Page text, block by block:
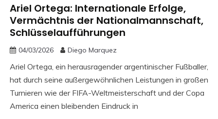
Ariel Ortega: Internationale Erfolge,
Vermächtnis der Nationalmannschaft,
Schlüsselaufführungen
04/03/2026 Diego Marquez
Ariel Ortega, ein herausragender argentinischer Fußballer,
hat durch seine außergewöhnlichen Leistungen in großen
Turnieren wie der FIFA-Weltmeisterschaft und der Copa
America einen bleibenden Eindruck in